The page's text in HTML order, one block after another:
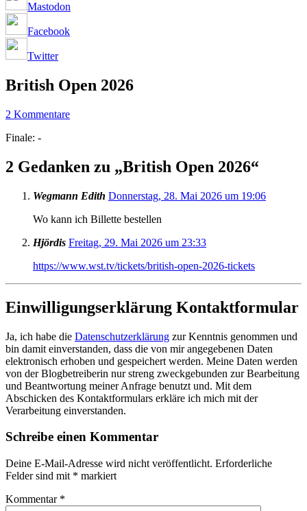
Mastodon
Facebook
Twitter
British Open 2026
2 Kommentare
Finale: -
2 Gedanken zu „British Open 2026“
Wegmann Edith Donnerstag, 28. Mai 2026 um 19:06
Wo kann ich Billette bestellen
Hjördis Freitag, 29. Mai 2026 um 23:33
https://www.wst.tv/tickets/british-open-2026-tickets
Einwilligungserklärung Kontaktformular
Ja, ich habe die Datenschutzerklärung zur Kenntnis genommen und
bin damit einverstanden, dass die von mir angegebenen Daten
elektronisch erhoben und gespeichert werden. Meine Daten werden
von der Blogbetreiberin nur streng zweckgebunden zur Bearbeitung
und Beantwortung meiner Anfrage benutzt und. Mit dem
Abschicken des Kontaktformulars erkläre ich mich mit der
Verarbeitung einverstanden.
Schreibe einen Kommentar
Deine E-Mail-Adresse wird nicht veröffentlicht. Erforderliche
Felder sind mit * markiert
Kommentar *